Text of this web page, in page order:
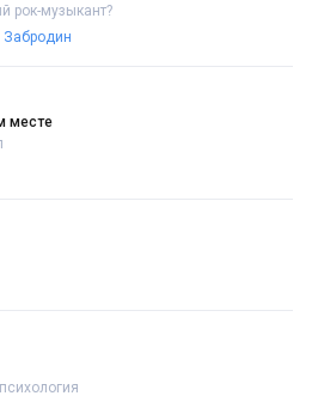
рок-музыкант?
месте